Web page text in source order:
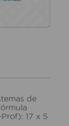
de
17 x 5